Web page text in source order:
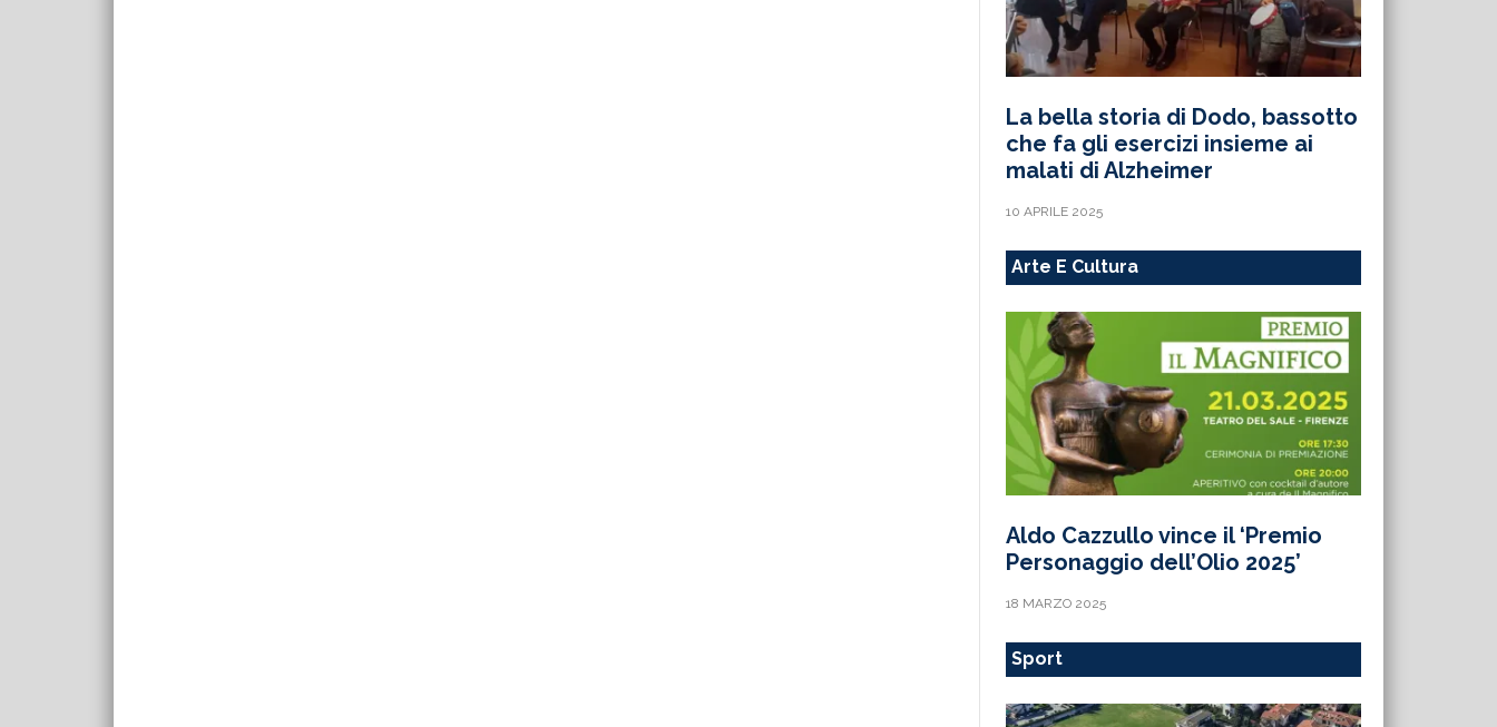
La bella storia di Dodo, bassotto
che fa gli esercizi insieme ai
malati di Alzheimer
10 APRILE 2025
Arte E Cultura
Aldo Cazzullo vince il ‘Premio
Personaggio dell’Olio 2025’
18 MARZO 2025
Sport